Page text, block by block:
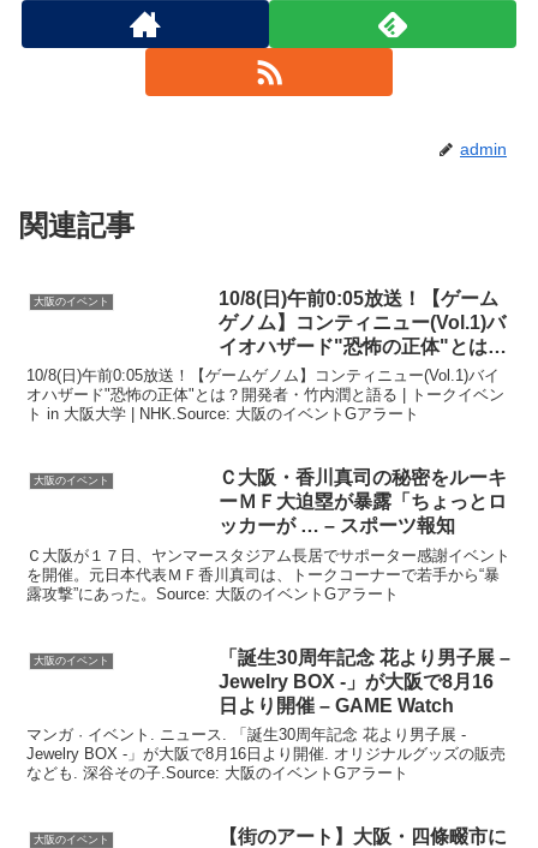
admin
関連記事
大阪のイベント
10/8(日)午前0:05放送！【ゲーム
ゲノム】コンティニュー(Vol.1)バ
イオハザード"恐怖の正体"とは
…
10/8(日)午前0:05放送！【ゲームゲノム】コンティニュー(Vol.1)バイ
オハザード"恐怖の正体"とは？開発者・竹内潤と語る | トークイベン
ト in 大阪大学 | NHK.Source: 大阪のイベントGアラート
大阪のイベント Ｃ 大阪 ・香川真司の秘密をルーキ
ーＭＦ大迫塁が暴露「ちょっとロ
ッカーが … – スポーツ報知
Ｃ大阪が１７日、ヤンマースタジアム長居でサポーター感謝イベント
を開催。元日本代表ＭＦ香川真司は、トークコーナーで若手から“暴
露攻撃”にあった。Source: 大阪のイベントGアラート
大阪のイベント
「誕生30周年記念 花より男子展 –
Jewelry BOX -」が大阪で8月16
日より開催 – GAME Watch
マンガ · イベント. ニュース. 「誕生30周年記念 花より男子展 -
Jewelry BOX -」が大阪で8月16日より開催. オリジナルグッズの販売
なども. 深谷その子.Source: 大阪のイベントGアラート
大阪のイベント 【街のアート】 大阪 ・四條畷市に